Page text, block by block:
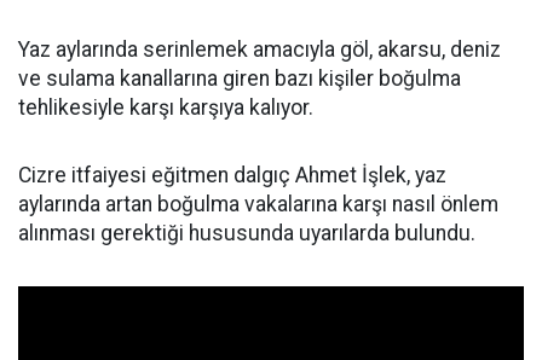
Yaz aylarında serinlemek amacıyla göl, akarsu, deniz
ve sulama kanallarına giren bazı kişiler boğulma
tehlikesiyle karşı karşıya kalıyor.
Cizre itfaiyesi eğitmen dalgıç Ahmet İşlek, yaz
aylarında artan boğulma vakalarına karşı nasıl önlem
alınması gerektiği hususunda uyarılarda bulundu.